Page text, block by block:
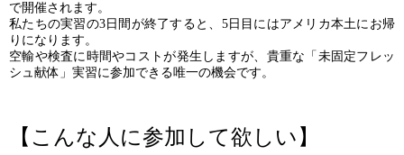
で開催されます。
私たちの実習の3日間が終了すると、5日目にはアメリカ本土にお帰
りになります。
空輸や検査に時間やコストが発生しますが、貴重な「未固定フレッ
シュ献体」実習に参加できる唯一の機会です。
【こんな人に参加して欲しい】